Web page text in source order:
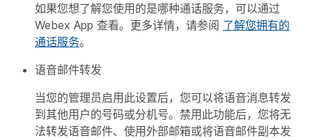
如果您想了解您使用的是哪种通话服务，可以通过
Webex App 查看。更多详情，请参阅 了解您拥有的
通话服务。
语音邮件转发
当您的管理员启用此设置后，您可以将语音消息转发
到其他用户的号码或分机号。禁用此功能后，您将无
法转发语音邮件、使用外部邮箱或将语音邮件副本发